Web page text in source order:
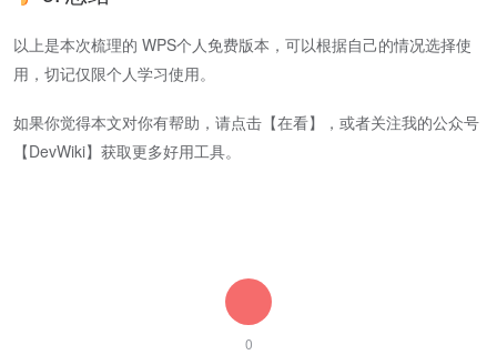
以上是本次梳理的 WPS个人免费版本，可以根据自己的情况选择使
用，切记仅限个人学习使用。
如果你觉得本文对你有帮助，请点击【在看】，或者关注我的公众号
【DevWiki】获取更多好用工具。
0